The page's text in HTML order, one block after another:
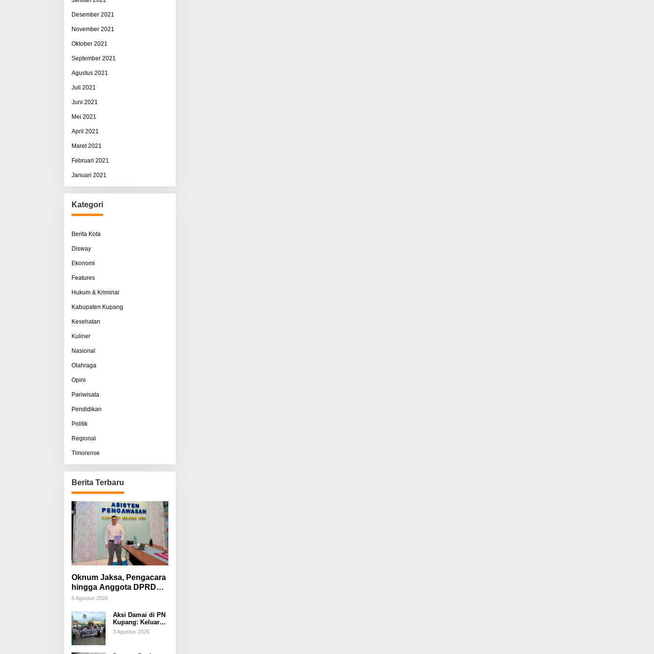
Desember 2021
November 2021
Oktober 2021
September 2021
Agustus 2021
Juli 2021
Juni 2021
Mei 2021
April 2021
Maret 2021
Februari 2021
Januari 2021
Kategori
Berita Kota
Disway
Ekonomi
Features
Hukum & Kriminal
Kabupaten Kupang
Kesehatan
Kuliner
Nasional
Olahraga
Opini
Pariwisata
Pendidikan
Politik
Regional
Timorense
Berita Terbaru
Oknum Jaksa, Pengacara
hingga Anggota DPRD
Diduga Terlibat, Sisco
Pemerasan Terorganisir
6 Agustus 2026
Aksi Damai di PN
Kupang: Keluarga
Tuding Proses
Hukum Kasus
3 Agustus 2026